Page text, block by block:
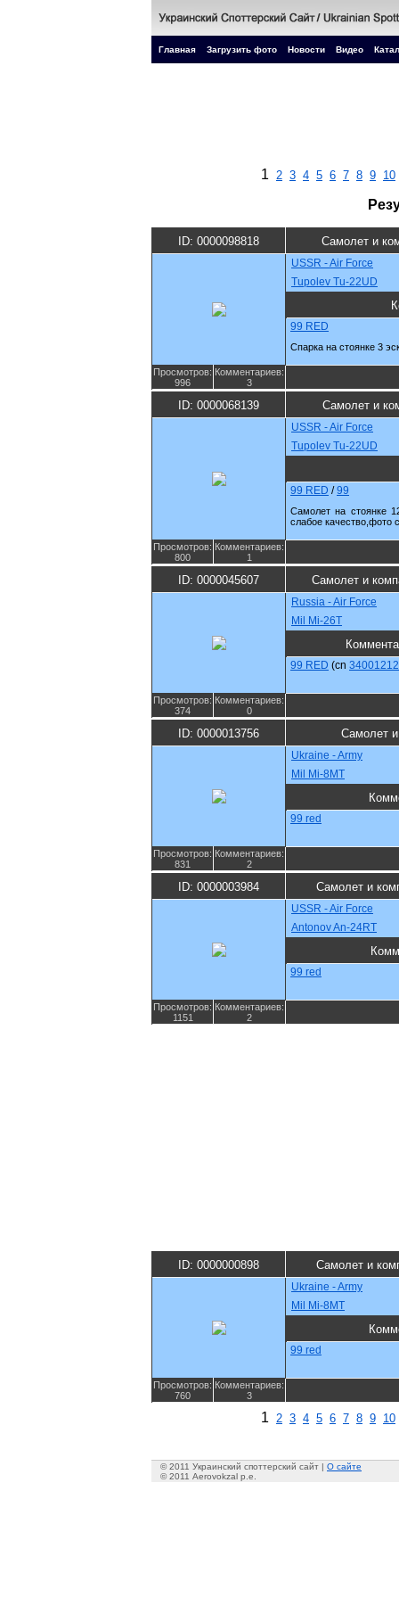
Главная Загрузить фото Новости Видео
1 2 3 4 5 6 7 8 9 10
ID: 0000098818 Самолет и
USSR - Air Force
Tupolev Tu-22UD
99 RED
Спарка на стоянке 3
Просмотров:
996
Комментариев:
3
ID: 0000068139 Самолет и
USSR - Air Force
Tupolev Tu-22UD
99 RED /99
Самолет на стоянке
слабое качество,фото
Просмотров:
800
Комментариев:
1
ID: 0000045607 Самолет и
Russia - Air Force
Mil Mi-26T
99 RED (cn
Просмотров:
374
Комментариев:
0
ID: 0000013756 Самолет
Ukraine - Army
Mil Mi-8MT
99 red
Просмотров:
831
Комментариев:
2
ID: 0000003984 Самолет и
USSR - Air Force
Antonov An-24RT
99 red
Просмотров:
1151
Комментариев:
2
ID: 0000000898 Самолет и
Ukraine - Army
Mil Mi-8MT
99 red
Просмотров:
760
Комментариев:
3
1 2 3 4 5 6 7 8 9 10
© 2011 Украинский споттерский сайт | О сайте
© 2011 Aerovokzal p.e.